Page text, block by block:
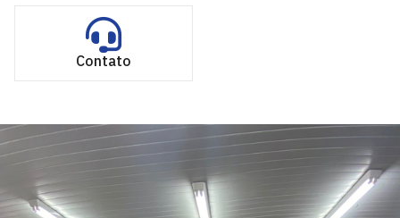
Contato